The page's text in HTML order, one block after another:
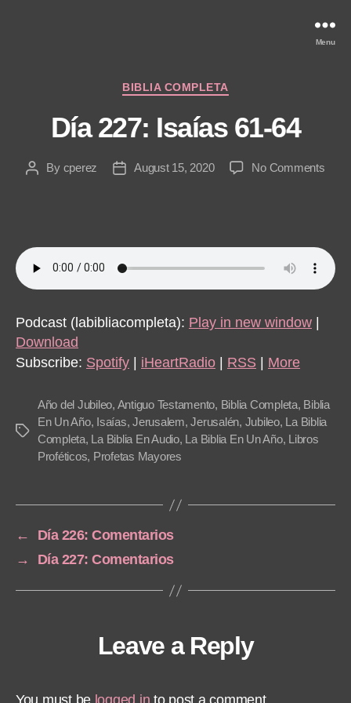
Menu
Categories
BIBLIA COMPLETA
Día 227: Isaías 61-64
PostBy cperez
PostAugust 15, 2020 No Commentson
64
Podcast (labibliacompleta): Play in new window
Download
Subscribe: Spotify iHeartRadio RSS More
Tags
Año del Jubileo, Antiguo Testamento, Biblia Completa, Biblia
En Un Año, Isaías,Jerusalem,Jerusalén, Jubileo, La Biblia
Completa, La Biblia En Audio, La Biblia En Un Año, Libros
Proféticos, Profetas Mayores
←
Día 226: Comentarios
→
Día 227: Comentarios
Leave a Reply
You must be logged in to post a comment.